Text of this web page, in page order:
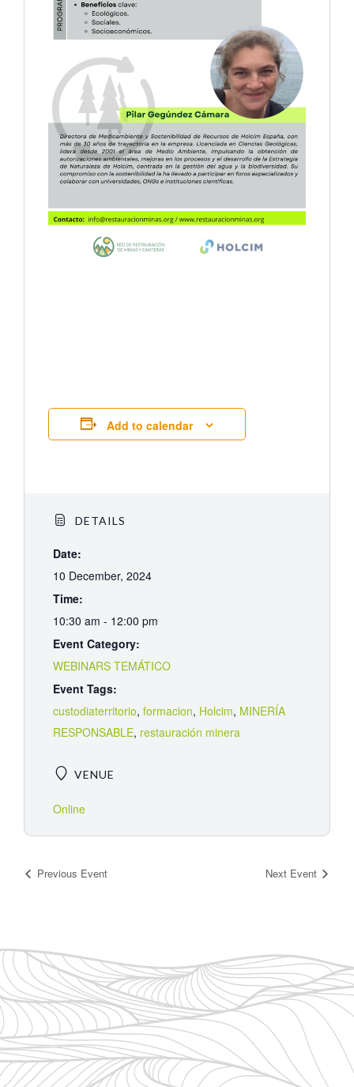
Add to calendar
DETAILS
Date:
10 December, 2024
Time:
10:30 am - 12:00 pm
Event Category:
WEBINARS TEMÁTICO
Event Tags:
custodiaterritorio, formacion, Holcim, MINERÍA
RESPONSABLE, restauración minera
VENUE
Online
Previous Event Next Event